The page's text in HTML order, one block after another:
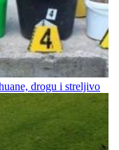
drogu i streljivo